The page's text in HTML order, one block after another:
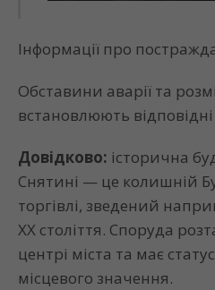
Інформації про
Обставини аварії та
встановлюють
Довідково: історична
Снятині — це колишній
торгівлі, зведений
XX століття. Споруда
центрі міста та має
місцевого значення.